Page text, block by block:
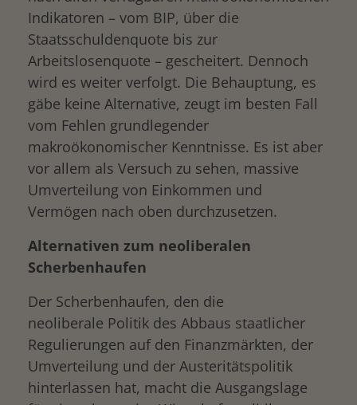
Indikatoren – vom BIP, über die
Staatsschuldenquote bis zur
Arbeitslosenquote – gescheitert. Dennoch
wird es weiter verfolgt. Die Behauptung, es
gäbe keine Alternative, zeugt im besten Fall
vom Fehlen grundlegender
makroökonomischer Kenntnisse. Es ist aber
vor allem als Versuch zu sehen, massive
Umverteilung von Einkommen und
Vermögen nach oben durchzusetzen.
Alternativen zum neoliberalen
Scherbenhaufen
Der Scherbenhaufen, den die
neoliberale Politik des Abbaus staatlicher
Regulierungen auf den Finanzmärkten, der
Umverteilung und der Austeritätspolitik
hinterlassen hat, macht die Ausgangslage